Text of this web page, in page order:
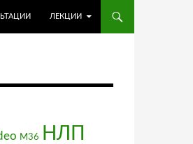
ЛЕКЦИИ
М36 НЛП